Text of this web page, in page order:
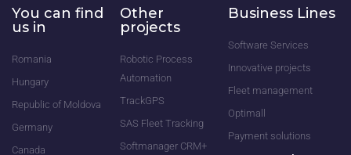
You can find
us in
Romania
Hungary
Republic of Moldova
Germany
Canada
Other
projects
Robotic Process
Automation
TrackGPS
SAS Fleet Tracking
Softmanager CRM+
Business Lines
Software Services
Innovative projects
Fleet management
Optimall
Payment solutions